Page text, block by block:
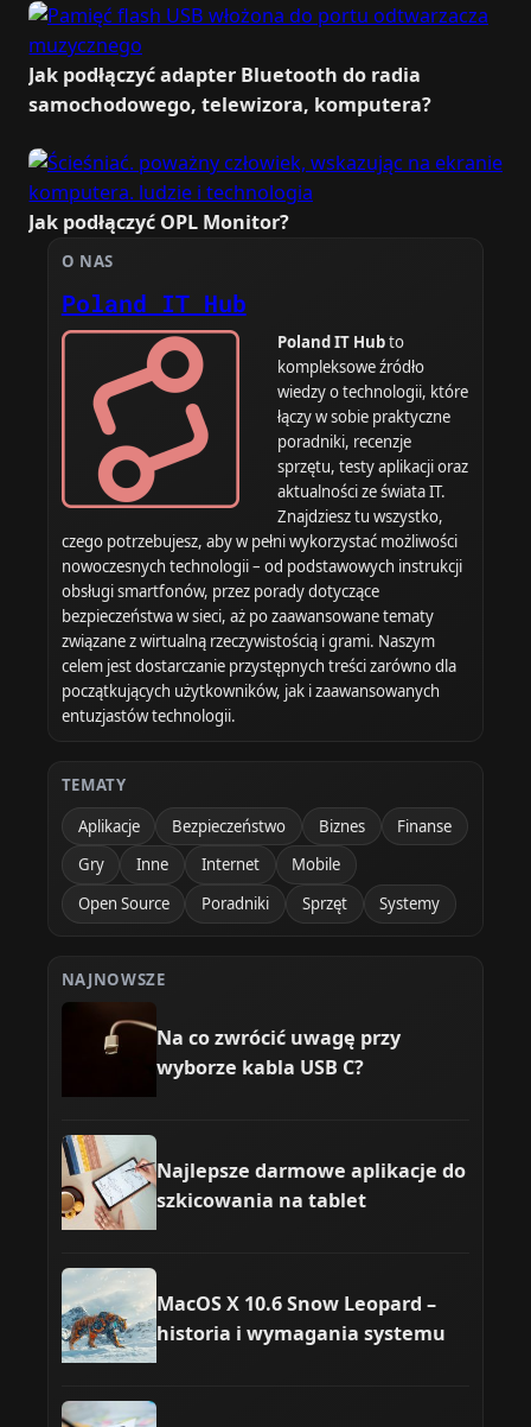
Jak podłączyć adapter Bluetooth do radia
samochodowego, telewizora, komputera?
Jak podłączyć OPL Monitor?
O NAS
Poland IT Hub
Poland IT Hubto
kompleksowe źródło
wiedzy o technologii, które
łączy w sobie praktyczne
poradniki, recenzje
sprzętu, testy aplikacji oraz
aktualności ze świata IT.
Znajdziesz tu wszystko,
czego potrzebujesz, aby w pełni wykorzystać możliwości
nowoczesnych technologii – od podstawowych instrukcji
obsługi smartfonów, przez porady dotyczące
bezpieczeństwa w sieci, aż po zaawansowane tematy
związane z wirtualną rzeczywistością i grami. Naszym
celem jest dostarczanie przystępnych treści zarówno dla
początkujących użytkowników, jak i zaawansowanych
entuzjastów technologii.
TEMATY
Aplikacje
Bezpieczeństwo Biznes
Finanse
Gry
Inne Internet
Mobile
Open Source
Poradniki Sprzęt Systemy
NAJNOWSZE
Na co zwrócić uwagę przy
wyborze kabla USB C?
Najlepsze darmowe aplikacje do
szkicowania na tablet
MacOS X 10.6 Snow Leopard –
historia i wymagania systemu